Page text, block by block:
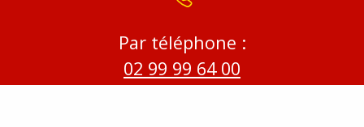
Par téléphone :
02 99 99 64 00